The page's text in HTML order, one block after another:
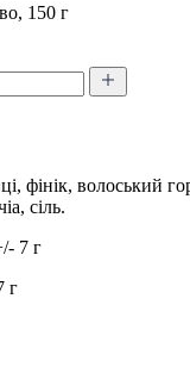
150 г
фінік, волоський
сіль.
7 г
г